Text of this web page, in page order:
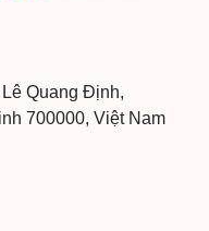
Quang Định,
700000, Việt Nam